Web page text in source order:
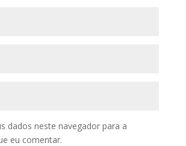
dados neste navegador para a
eu comentar.